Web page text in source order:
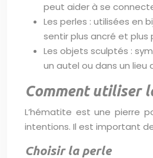
peut aider à se
Les perles : utilisées en
sentir plus ancré et
Les objets sculptés :
un autel ou dans un
Comment utiliser
L’hématite est une pierre
intentions. Il est important
Choisir la perle